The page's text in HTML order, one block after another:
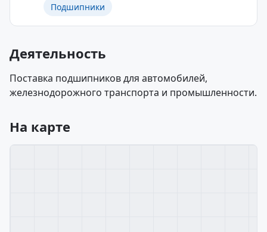
Подшипники
Деятельность
Поставка подшипников для автомобилей,
железнодорожного транспорта и промышленности.
На карте